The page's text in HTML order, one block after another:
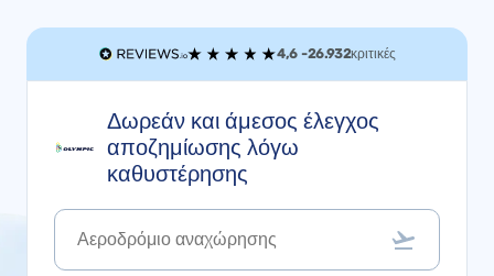
4,6 -26.932κριτικές
Δωρεάν και άμεσος έλεγχος
αποζημίωσης λόγω
καθυστέρησης